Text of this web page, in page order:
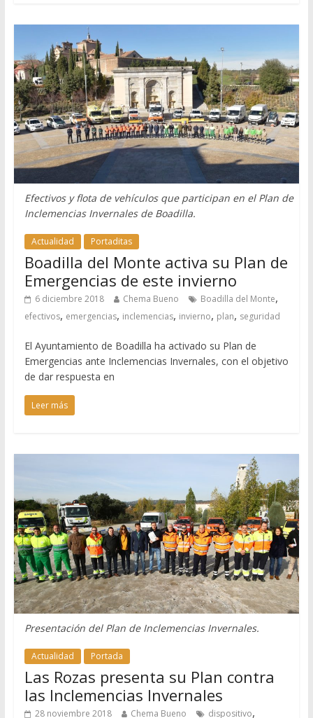
Efectivos y flota de vehículos que participan en el Plan de
Inclemencias Invernales de Boadilla.
Actualidad Portaditas
Boadilla del Monte activa su Plan de
Emergencias de este invierno
6 diciembre 2018 Chema Bueno Boadilla del Monte,
efectivos, emergencias, inclemencias, invierno, plan, seguridad
El Ayuntamiento de Boadilla ha activado su Plan de
Emergencias ante Inclemencias Invernales, con el objetivo
de dar respuesta en
Leer más
Presentación del Plan de Inclemencias Invernales.
Actualidad Portada
Las Rozas presenta su Plan contra
las Inclemencias Invernales
28 noviembre 2018 Chema Bueno dispositivo,